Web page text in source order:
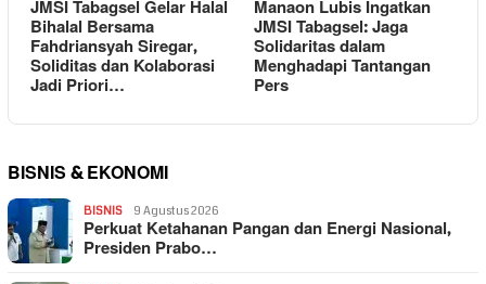
JMSI Tabagsel Gelar Halal
Bihalal Bersama
Fahdriansyah Siregar,
Soliditas dan Kolaborasi
Jadi Priori…
Manaon Lubis Ingatkan
JMSI Tabagsel: Jaga
Solidaritas dalam
Menghadapi Tantangan
Pers
BISNIS & EKONOMI
BISNIS 9 Agustus 2026
Perkuat Ketahanan Pangan dan Energi Nasional,
Presiden Prabo…